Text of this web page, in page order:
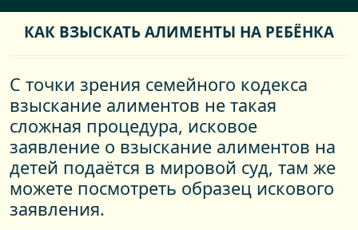
КАК ВЗЫСКАТЬ АЛИМЕНТЫ НА РЕБЁНКА
С точки зрения семейного кодекса
взыскание алиментов не такая
сложная процедура, исковое
заявление о взыскание алиментов на
детей подаётся в мировой суд, там же
можете посмотреть образец искового
заявления.